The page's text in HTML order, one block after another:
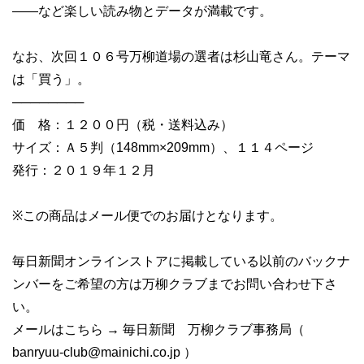
――など楽しい読み物とデータが満載です。
なお、次回１０６号万柳道場の選者は杉山竜さん。テーマ
は「買う」。
────────
価 格：１２００円（税・送料込み）
サイズ：Ａ５判（148mm×209mm）、１１４ページ
発行：２０１９年１２月
※この商品はメール便でのお届けとなります。
毎日新聞オンラインストアに掲載している以前のバックナ
ンバーをご希望の方は万柳クラブまでお問い合わせ下さ
い。
メールはこちら → 毎日新聞 万柳クラブ事務局（
banryuu-club@mainichi.co.jp ）